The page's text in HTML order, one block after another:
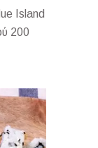
Island
200